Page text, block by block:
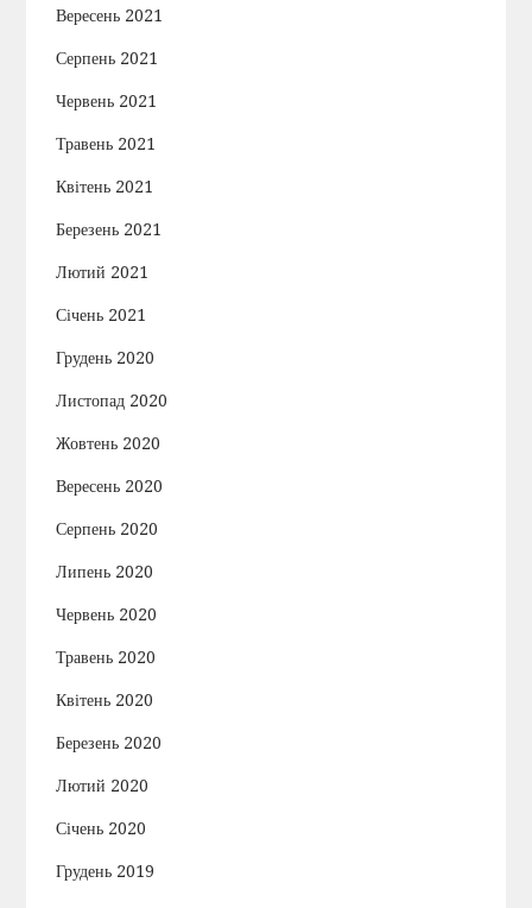
Вересень 2021
Серпень 2021
Червень 2021
Травень 2021
Квітень 2021
Березень 2021
Лютий 2021
Січень 2021
Грудень 2020
Листопад 2020
Жовтень 2020
Вересень 2020
Серпень 2020
Липень 2020
Червень 2020
Травень 2020
Квітень 2020
Березень 2020
Лютий 2020
Січень 2020
Грудень 2019